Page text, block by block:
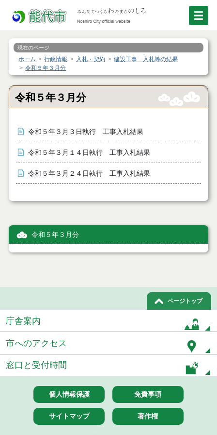
現在のページ
ホーム 行政情報 入札・契約
建設工事 入札等の結果
令和５年３月分
令和５年３月分
令和５年３月３日執行 工事入札結果
令和５年３月１４日執行 工事入札結果
令和５年３月２４日執行 工事入札結果
令和５年３月分
ページトップ
庁舎案内
市へのアクセス
窓口と受付時間
個人情報保護 免責事項
サイトマップ 著作権